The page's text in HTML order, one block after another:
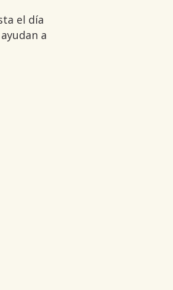
el día
a